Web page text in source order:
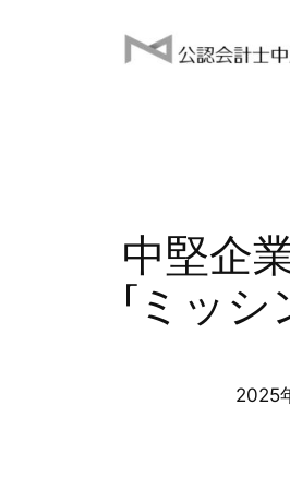
中堅企
「ミッ
2025